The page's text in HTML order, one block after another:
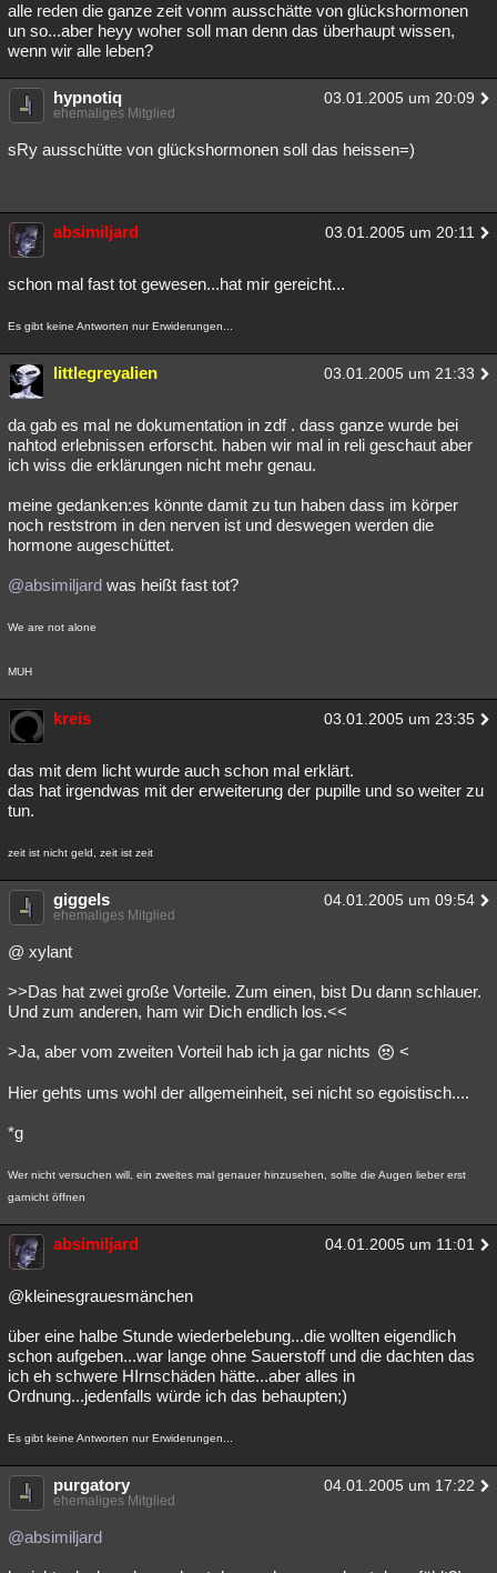
alle reden die ganze zeit vonm ausschätte von glückshormonen
un so...aber heyy woher soll man denn das überhaupt wissen,
wenn wir alle leben?
hypnotiq 03.01.2005 um 20:09
ehemaliges Mitglied
sRy ausschütte von glückshormonen soll das heissen=)
absimiljard 03.01.2005 um 20:11
schon mal fast tot gewesen...hat mir gereicht...
Es gibt keine Antworten nur Erwiderungen...
littlegreyalien 03.01.2005 um 21:33
da gab es mal ne dokumentation in zdf . dass ganze wurde bei
nahtod erlebnissen erforscht. haben wir mal in reli geschaut aber
ich wiss die erklärungen nicht mehr genau.
meine gedanken:es könnte damit zu tun haben dass im körper
noch reststrom in den nerven ist und deswegen werden die
hormone augeschüttet.
@absimiljard was heißt fast tot?
We are not alone
MUH
kreis 03.01.2005 um 23:35
das mit dem licht wurde auch schon mal erklärt.
das hat irgendwas mit der erweiterung der pupille und so weiter zu
tun.
zeit ist nicht geld, zeit ist zeit
giggels 04.01.2005 um 09:54
ehemaliges Mitglied
@ xylant
>>Das hat zwei große Vorteile. Zum einen, bist Du dann schlauer.
Und zum anderen, ham wir Dich endlich los.<<
>Ja, aber vom zweiten Vorteil hab ich ja gar nichts <
Hier gehts ums wohl der allgemeinheit, sei nicht so egoistisch....
*g
Wer nicht versuchen will, ein zweites mal genauer hinzusehen, sollte die Augen lieber erst
garnicht öffnen
absimiljard 04.01.2005 um 11:01
@kleinesgrauesmänchen
über eine halbe Stunde wiederbelebung...die wollten eigendlich
schon aufgeben...war lange ohne Sauerstoff und die dachten das
ich eh schwere HIrnschäden hätte...aber alles in
Ordnung...jedenfalls würde ich das behaupten;)
Es gibt keine Antworten nur Erwiderungen...
purgatory 04.01.2005 um 17:22
ehemaliges Mitglied
@absimiljard